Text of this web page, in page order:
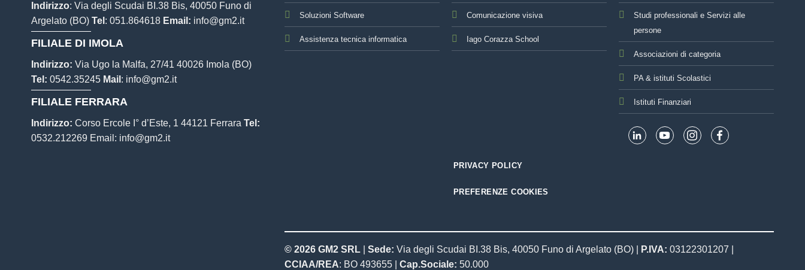
Indirizzo: Via degli Scudai BI.38 Bis, 40050 Funo di
Argelato (BO) Tel : 051.864618 Email: info@gm2.it
FILIALE DI IMOLA
Indirizzo: Via Ugo la Malfa, 27/41 40026 Imola (BO)
Tel: 0542.35245 Mail : info@gm2.it
FILIALE FERRARA
Indirizzo: Corso Ercole I° d’Este, 1 44121 Ferrara Tel:
0532.212269 Email: info@gm2.it
Soluzioni Software
Assistenza tecnica informatica
Comunicazione visiva
Iago Corazza School
Studi professionali e Servizi alle
persone
Associazioni di categoria
PA & istituti Scolastici
Istituti Finanziari
PRIVACY POLICY
PREFERENZE COOKIES
© 2026 GM2 SRL |Sede: Via degli Scudai BI.38 Bis, 40050 Funo di Argelato (BO) | P.IVA: 03122301207 |
CCIAA/REA: BO 493655 |Cap.Sociale: 50.000